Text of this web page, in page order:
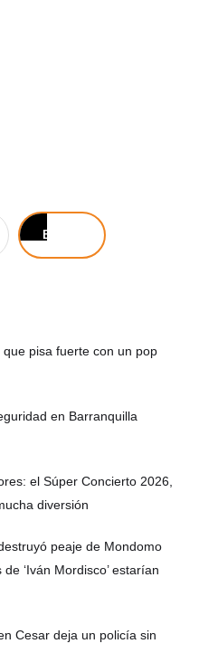
Buscar
pisa fuerte con un pop
en Barranquilla
el Súper Concierto 2026,
diversión
peaje de Mondomo
‘Iván Mordisco’ estarían
Cesar deja un policía sin